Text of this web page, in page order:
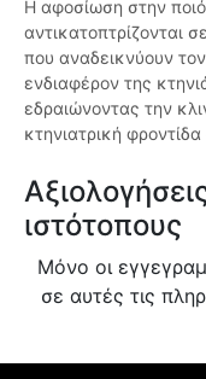
Η αφοσίωση στην
αντικατοπτρίζονται
που αναδεικνύουν
ενδιαφέρον της
εδραιώνοντας την
κτηνιατρική
ιστότοπους
Μόνο οι
σε αυτές τις